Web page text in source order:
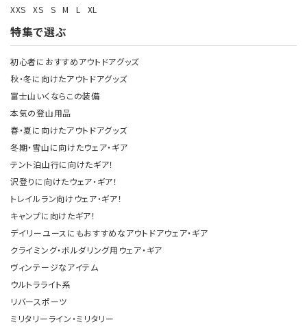
XXS XS S M L XL
特集で選ぶ
初心者におすすめアウトドアグッズ
秋・冬に向けたアウトドアグッズ
富士山いくならこの装備
本気の登山用品
春・夏に向けたアウトドアグッズ
冬期・雪山に向けたウェア・ギア
テント泊山行に向けたギア！
沢登りに向けたウェア・ギア！
トレイルラン向けウェア・ギア！
キャンプに向けたギア！
デイリーユースにもおすすめなアウトドアウェア・ギア
クライミング・ボルダリング用ウェア・ギア
ヴィンテージなアイテム
ウルトラライト系
リバースポーツ
ミリタリーライン・ミリタリー